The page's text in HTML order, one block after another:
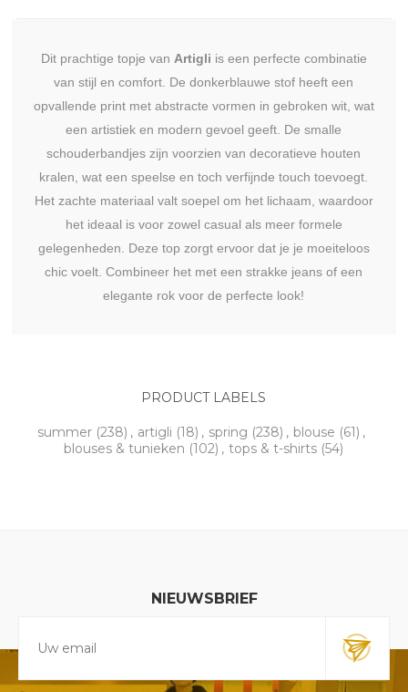
Dit prachtige topje van Artigli is een perfecte combinatie
van stijl en comfort. De donkerblauwe stof heeft een
opvallende print met abstracte vormen in gebroken wit, wat
een artistiek en modern gevoel geeft. De smalle
schouderbandjes zijn voorzien van decoratieve houten
kralen, wat een speelse en toch verfijnde touch toevoegt.
Het zachte materiaal valt soepel om het lichaam, waardoor
het ideaal is voor zowel casual als meer formele
gelegenheden. Deze top zorgt ervoor dat je je moeiteloos
chic voelt. Combineer het met een strakke jeans of een
elegante rok voor de perfecte look!
PRODUCT LABELS
summer (238) , artigli (18) , spring (238) , blouse (61) ,
blouses & tunieken (102) , tops & t-shirts (54)
NIEUWSBRIEF